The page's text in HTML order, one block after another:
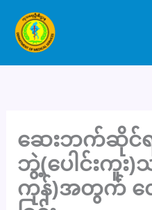
content
ဆေးဘက်ဆိုင်ရ
ဘွဲ့(ပေါင်းကူး)သ
ကုန်)အတွက် လ